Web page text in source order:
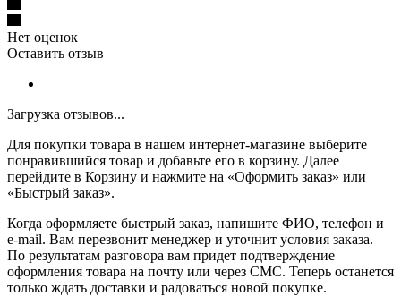
Нет оценок
Оставить отзыв
Загрузка отзывов...
Для покупки товара в нашем интернет-магазине выберите
понравившийся товар и добавьте его в корзину. Далее
перейдите в Корзину и нажмите на «Оформить заказ» или
«Быстрый заказ».
Когда оформляете быстрый заказ, напишите ФИО, телефон и
e-mail. Вам перезвонит менеджер и уточнит условия заказа.
По результатам разговора вам придет подтверждение
оформления товара на почту или через СМС. Теперь останется
только ждать доставки и радоваться новой покупке.